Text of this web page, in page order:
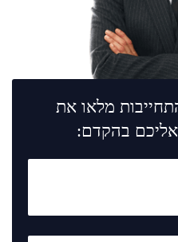
מלאו את
אליכם בהקדם: